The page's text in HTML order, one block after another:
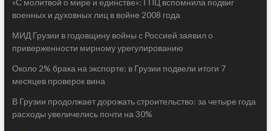
«С молитвой о мире и единстве»: ГПЦ вспомнила подвиг
военных и духовных лиц в войне 2008 года
МИД Грузии в годовщину войны с Россией заявил о
приверженности мирному урегулированию
Около 2% брака на экспорте: в Грузии подвели итоги 7
месяцев проверок вина
В Грузии продолжает дорожать строительство: за четыре года
расходы увеличелись почти на 30%